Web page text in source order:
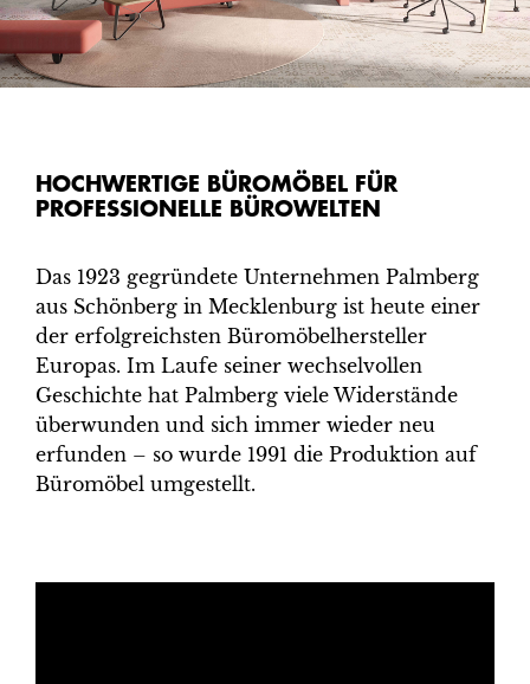
HOCHWERTIGE BÜROMÖBEL FÜR
PROFESSIONELLE BÜROWELTEN
Das 1923 gegründete Unternehmen Palmberg
aus Schönberg in Mecklenburg ist heute einer
der erfolgreichsten Büro­möbel­her­steller
Europas. Im Laufe seiner wechselvollen
Geschichte hat Palmberg viele Widerstände
überwunden und sich immer wieder neu
erfunden – so wurde 1991 die Produktion auf
Büro­möbel umgestellt.